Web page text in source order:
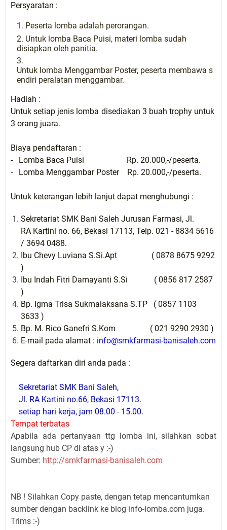
Persyaratan :
Peserta lomba adalah perorangan.
Untuk lomba Baca Puisi, materi lomba sudah
disiapkan oleh panitia.
Untuk lomba MenggambarPoster, peserta membawa s
endiri peralatan menggambar.
Hadiah :
Untuk setiap jenis lomba disediakan 3 buah trophy untuk
3 orang juara.
Biaya pendaftaran :
-
Lomba Baca Puisi Rp. 20.000,-/peserta.
-
Lomba MenggambarPoster Rp. 20.000,-/peserta.
Untuk keterangan lebih lanjut dapat menghubungi :
Sekretariat SMK Bani Saleh Jurusan Farmasi, Jl .
RA Kartini no. 66, Bekasi 17113, Telp. 021 - 8834 5616
/ 3694 0488.
Ibu Chevy Luviana S.Si.Apt ( 0878 8675 9292
)
Ibu Indah Fitri Damayanti S.Si ( 0856 817 2587
)
Bp. Igma Trisa Sukmalaksana S.TP ( 0857 1103
3633 )
Bp. M. Rico Ganefri S.Kom ( 021 9290 2930 )
E-mail pada alamat : info@smkfarmasi-banisaleh.com
Segera daftarkan diri anda pada :
Sekretariat SMK Bani Saleh,
Jl . RA Kartini no.66, Bekasi 17113.
setiap hari kerja, jam 08.00 - 15.00.
Tempat terbatas
Apabila ada pertanyaan ttg lomba ini, silahkan sobat
langsung hub CP di atas y :-)
Sumber: http://smkfarmasi-banisaleh.com
NB ! Silahkan Copy paste, dengan tetap mencantumkan
sumber dengan backlink ke blog info-lomba.com juga.
Trims :-)